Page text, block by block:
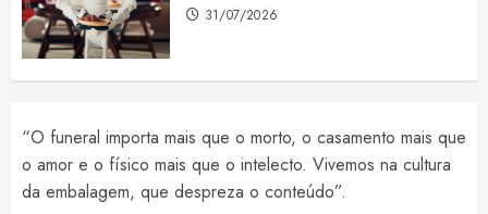
31/07/2026
“O funeral importa mais que o morto, o casamento mais que
o amor e o físico mais que o intelecto. Vivemos na cultura
da embalagem, que despreza o conteúdo”.